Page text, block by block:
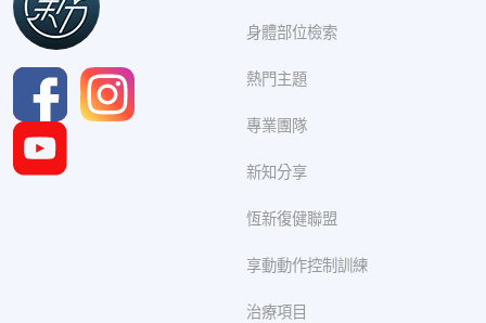
身體部位檢索
熱門主題
專業團隊
新知分享
恆新復健聯盟
享動動作控制訓練
治療項目